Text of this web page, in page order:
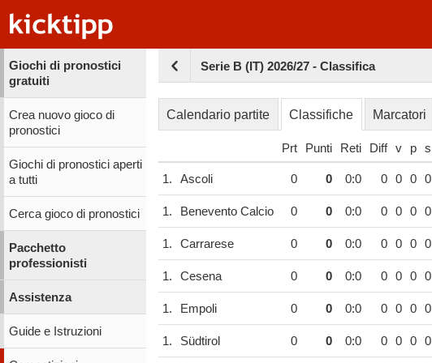
Giochi di pronostici
gratuiti
Crea nuovo gioco di
pronostici
Giochi di pronostici aperti
a tutti
Cerca gioco di pronostici
Pacchetto
professionisti
Assistenza
Guide e Istruzioni
Serie B (IT) 2026/27 - Classifica
Calendario partite Classifiche Marcatori
Prt Punti Reti Diff v p s
1. Ascoli 0 0 0:0 0 0 0 0
1. Benevento Calcio 0 0 0:0 0 0 0 0
1. Carrarese 0 0 0:0 0 0 0 0
1. Cesena 0 0 0:0 0 0 0 0
1. Empoli 0 0 0:0 0 0 0 0
1. Südtirol 0 0 0:0 0 0 0 0